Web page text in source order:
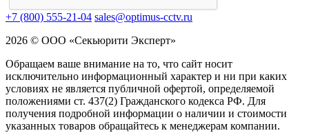
+7 (800) 555-21-04 sales@optimus-cctv.ru
2026 © ООО «Секьюрити Эксперт»
Обращаем ваше внимание на то, что сайт носит
исключительно информационный характер и ни при каких
условиях не является публичной офертой, определяемой
положениями ст. 437(2) Гражданского кодекса РФ. Для
получения подробной информации о наличии и стоимости
указанных товаров обращайтесь к менеджерам компании.